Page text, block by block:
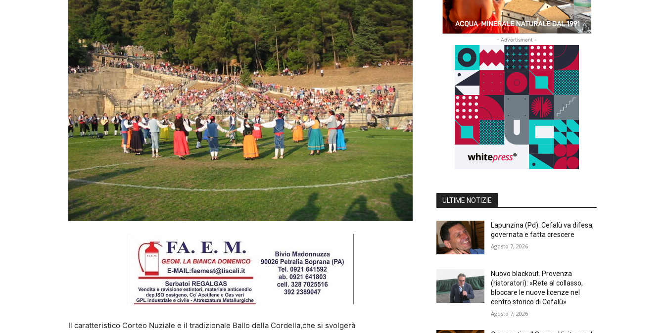
Il caratteristico Corteo Nuziale e il tradizionale Ballo della Cordella,che si svolgerà
- Advertisment -
ULTIME NOTIZIE
Lapunzina (Pd): Cefalù va difesa,
governata e fatta crescere
Agosto 7, 2026
Nuovo blackout. Provenza
(ristoratori): «Rete al collasso,
bloccare le nuove licenze nel
centro storico di Cefalù»
Agosto 7, 2026